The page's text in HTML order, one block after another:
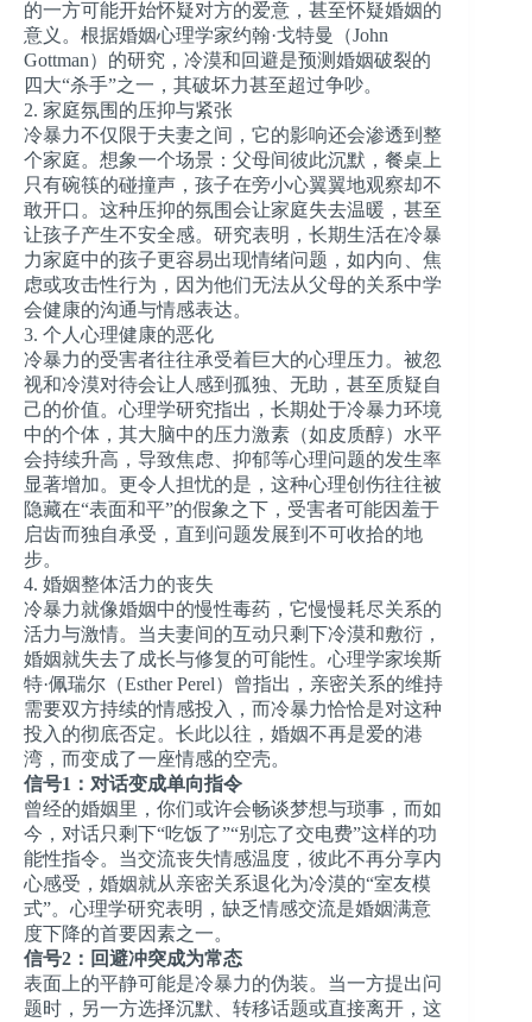
的一方可能开始怀疑对方的爱意，甚至怀疑婚姻的
意义。根据婚姻心理学家约翰·戈特曼（John
Gottman）的研究，冷漠和回避是预测婚姻破裂的
四大“杀手”之一，其破坏力甚至超过争吵。
2. 家庭氛围的压抑与紧张
冷暴力不仅限于夫妻之间，它的影响还会渗透到整
个家庭。想象一个场景：父母间彼此沉默，餐桌上
只有碗筷的碰撞声，孩子在旁小心翼翼地观察却不
敢开口。这种压抑的氛围会让家庭失去温暖，甚至
让孩子产生不安全感。研究表明，长期生活在冷暴
力家庭中的孩子更容易出现情绪问题，如内向、焦
虑或攻击性行为，因为他们无法从父母的关系中学
会健康的沟通与情感表达。
3. 个人心理健康的恶化
冷暴力的受害者往往承受着巨大的心理压力。被忽
视和冷漠对待会让人感到孤独、无助，甚至质疑自
己的价值。心理学研究指出，长期处于冷暴力环境
中的个体，其大脑中的压力激素（如皮质醇）水平
会持续升高，导致焦虑、抑郁等心理问题的发生率
显著增加。更令人担忧的是，这种心理创伤往往被
隐藏在“表面和平”的假象之下，受害者可能因羞于
启齿而独自承受，直到问题发展到不可收拾的地
步。
4. 婚姻整体活力的丧失
冷暴力就像婚姻中的慢性毒药，它慢慢耗尽关系的
活力与激情。当夫妻间的互动只剩下冷漠和敷衍，
婚姻就失去了成长与修复的可能性。心理学家埃斯
特·佩瑞尔（Esther Perel）曾指出，亲密关系的维持
需要双方持续的情感投入，而冷暴力恰恰是对这种
投入的彻底否定。长此以往，婚姻不再是爱的港
湾，而变成了一座情感的空壳。
信号1：对话变成单向指令
曾经的婚姻里，你们或许会畅谈梦想与琐事，而如
今，对话只剩下“吃饭了”“别忘了交电费”这样的功
能性指令。当交流丧失情感温度，彼此不再分享内
心感受，婚姻就从亲密关系退化为冷漠的“室友模
式”。心理学研究表明，缺乏情感交流是婚姻满意
度下降的首要因素之一。
信号2：回避冲突成为常态
表面上的平静可能是冷暴力的伪装。当一方提出问
题时，另一方选择沉默、转移话题或直接离开，这